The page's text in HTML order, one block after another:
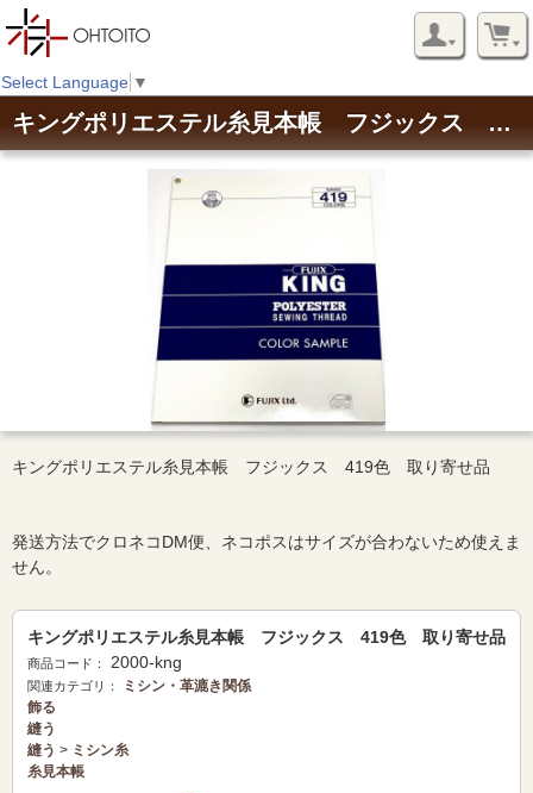
Select Language ▼
キングポリエステル糸見本帳 フジックス 419色 取り寄せ品
キングポリエステル糸見本帳 フジックス 419色 取り寄せ品
発送方法でクロネコDM便、ネコポスはサイズが合わないため使えま
せん。
キングポリエステル糸見本帳 フジックス 419色 取り寄せ品
商品コード： 2000-kng
関連カテゴリ：
ミシン・革漉き関係
飾る
縫う
縫う > ミシン糸
糸見本帳